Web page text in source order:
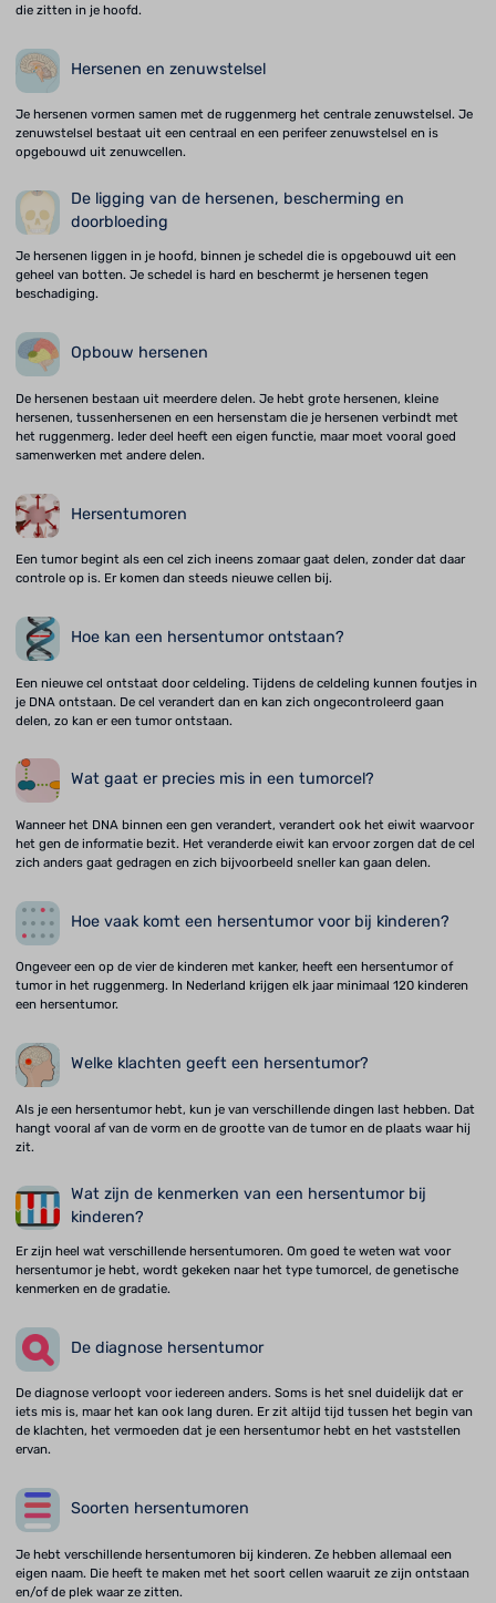
die zitten in je hoofd.
Hersenen en zenuwstelsel
Je hersenen vormen samen met de ruggenmerg het centrale zenuwstelsel. Je
zenuwstelsel bestaat uit een centraal en een perifeer zenuwstelsel en is
opgebouwd uit zenuwcellen.
De ligging van de hersenen, bescherming en
doorbloeding
Je hersenen liggen in je hoofd, binnen je schedel die is opgebouwd uit een
geheel van botten. Je schedel is hard en beschermt je hersenen tegen
beschadiging.
Opbouw hersenen
De hersenen bestaan uit meerdere delen. Je hebt grote hersenen, kleine
hersenen, tussenhersenen en een hersenstam die je hersenen verbindt met
het ruggenmerg. Ieder deel heeft een eigen functie, maar moet vooral goed
samenwerken met andere delen.
Hersentumoren
Een tumor begint als een cel zich ineens zomaar gaat delen, zonder dat daar
controle op is. Er komen dan steeds nieuwe cellen bij.
Hoe kan een hersentumor ontstaan?
Een nieuwe cel ontstaat door celdeling. Tijdens de celdeling kunnen foutjes in
je DNA ontstaan. De cel verandert dan en kan zich ongecontroleerd gaan
delen, zo kan er een tumor ontstaan.
Wat gaat er precies mis in een tumorcel?
Wanneer het DNA binnen een gen verandert, verandert ook het eiwit waarvoor
het gen de informatie bezit. Het veranderde eiwit kan ervoor zorgen dat de cel
zich anders gaat gedragen en zich bijvoorbeeld sneller kan gaan delen.
Hoe vaak komt een hersentumor voor bij kinderen?
Ongeveer een op de vier de kinderen met kanker, heeft een hersentumor of
tumor in het ruggenmerg. In Nederland krijgen elk jaar minimaal 120 kinderen
een hersentumor.
Welke klachten geeft een hersentumor?
Als je een hersentumor hebt, kun je van verschillende dingen last hebben. Dat
hangt vooral af van de vorm en de grootte van de tumor en de plaats waar hij
zit.
Wat zijn de kenmerken van een hersentumor bij
kinderen?
Er zijn heel wat verschillende hersentumoren. Om goed te weten wat voor
hersentumor je hebt, wordt gekeken naar het type tumorcel, de genetische
kenmerken en de gradatie.
De diagnose hersentumor
De diagnose verloopt voor iedereen anders. Soms is het snel duidelijk dat er
iets mis is, maar het kan ook lang duren. Er zit altijd tijd tussen het begin van
de klachten, het vermoeden dat je een hersentumor hebt en het vaststellen
ervan.
Soorten hersentumoren
Je hebt verschillende hersentumoren bij kinderen. Ze hebben allemaal een
eigen naam. Die heeft te maken met het soort cellen waaruit ze zijn ontstaan
en/of de plek waar ze zitten.